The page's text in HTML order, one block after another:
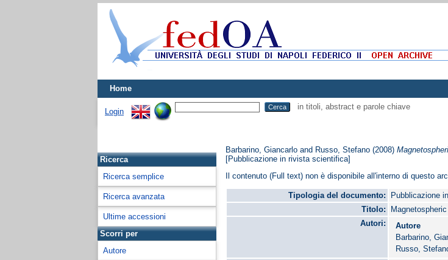
Home
Login
in titoli, abstract e parole chiave
Ricerca
Ricerca semplice
Ricerca avanzata
Ultime accessioni
Scorri per
Autore
Barbarino, Giancarlo and Russo, Stefano (2008)
[Pubblicazione in rivista scientifica]
Il contenuto (Full text) non è disponibile all'interno di questo
Tipologia del documento:
Pubblicazione
Titolo:
Autori:
Autore
Barbarino,
Russo,